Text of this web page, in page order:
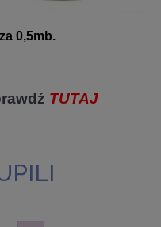
0,5mb.
TUTAJ